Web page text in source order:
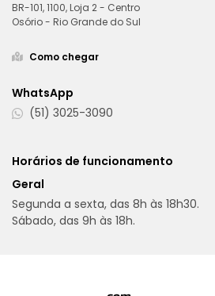
BR-101, 1100, Loja 2 - Centro
Osório - Rio Grande do Sul
Como chegar
WhatsApp
(51) 3025-3090
Horários de funcionamento
Geral
Segunda a sexta, das 8h às 18h30.
Sábado, das 9h às 18h.